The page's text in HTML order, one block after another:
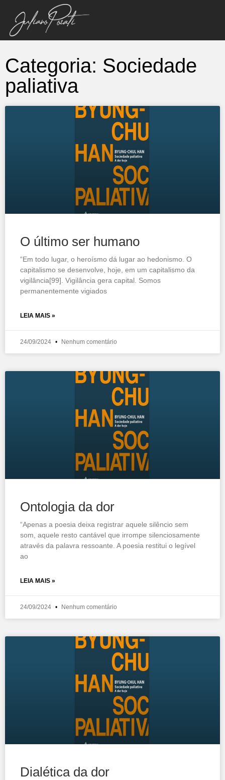
Categoria: Sociedade
paliativa
O último ser humano
“Em todo lugar, o heroísmo dá lugar ao hedonismo. O
capitalismo se desenvolve, hoje, em um capitalismo da
vigilância[99]. Vigilância gera capital. Somos
permanentemente vigiados
LEIA MAIS »
24/09/2024 Nenhum comentário
Ontologia da dor
“Apenas a poesia deixa registrar aquele silêncio sem
som, aquele resto cantável que irrompe silenciosamente
através da palavra ressoante. A poesia restitui o legível
ao
LEIA MAIS »
24/09/2024 Nenhum comentário
Dialética da dor